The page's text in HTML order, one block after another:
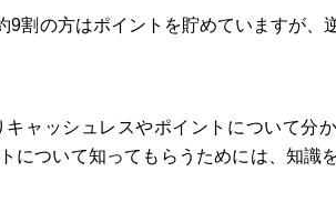
割の方はポイントを貯めていますが、
ャッシュレスやポイントについて分
について知ってもらうためには、知識